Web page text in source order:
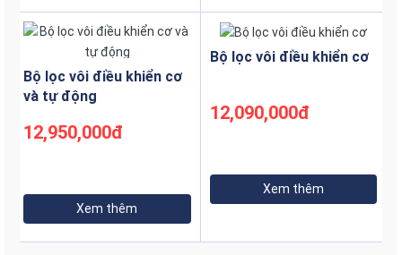
Bộ lọc vôi điều khiển cơ
và tự động
12,950,000đ
Xem thêm
Bộ lọc vôi điều khiển cơ
12,090,000đ
Xem thêm